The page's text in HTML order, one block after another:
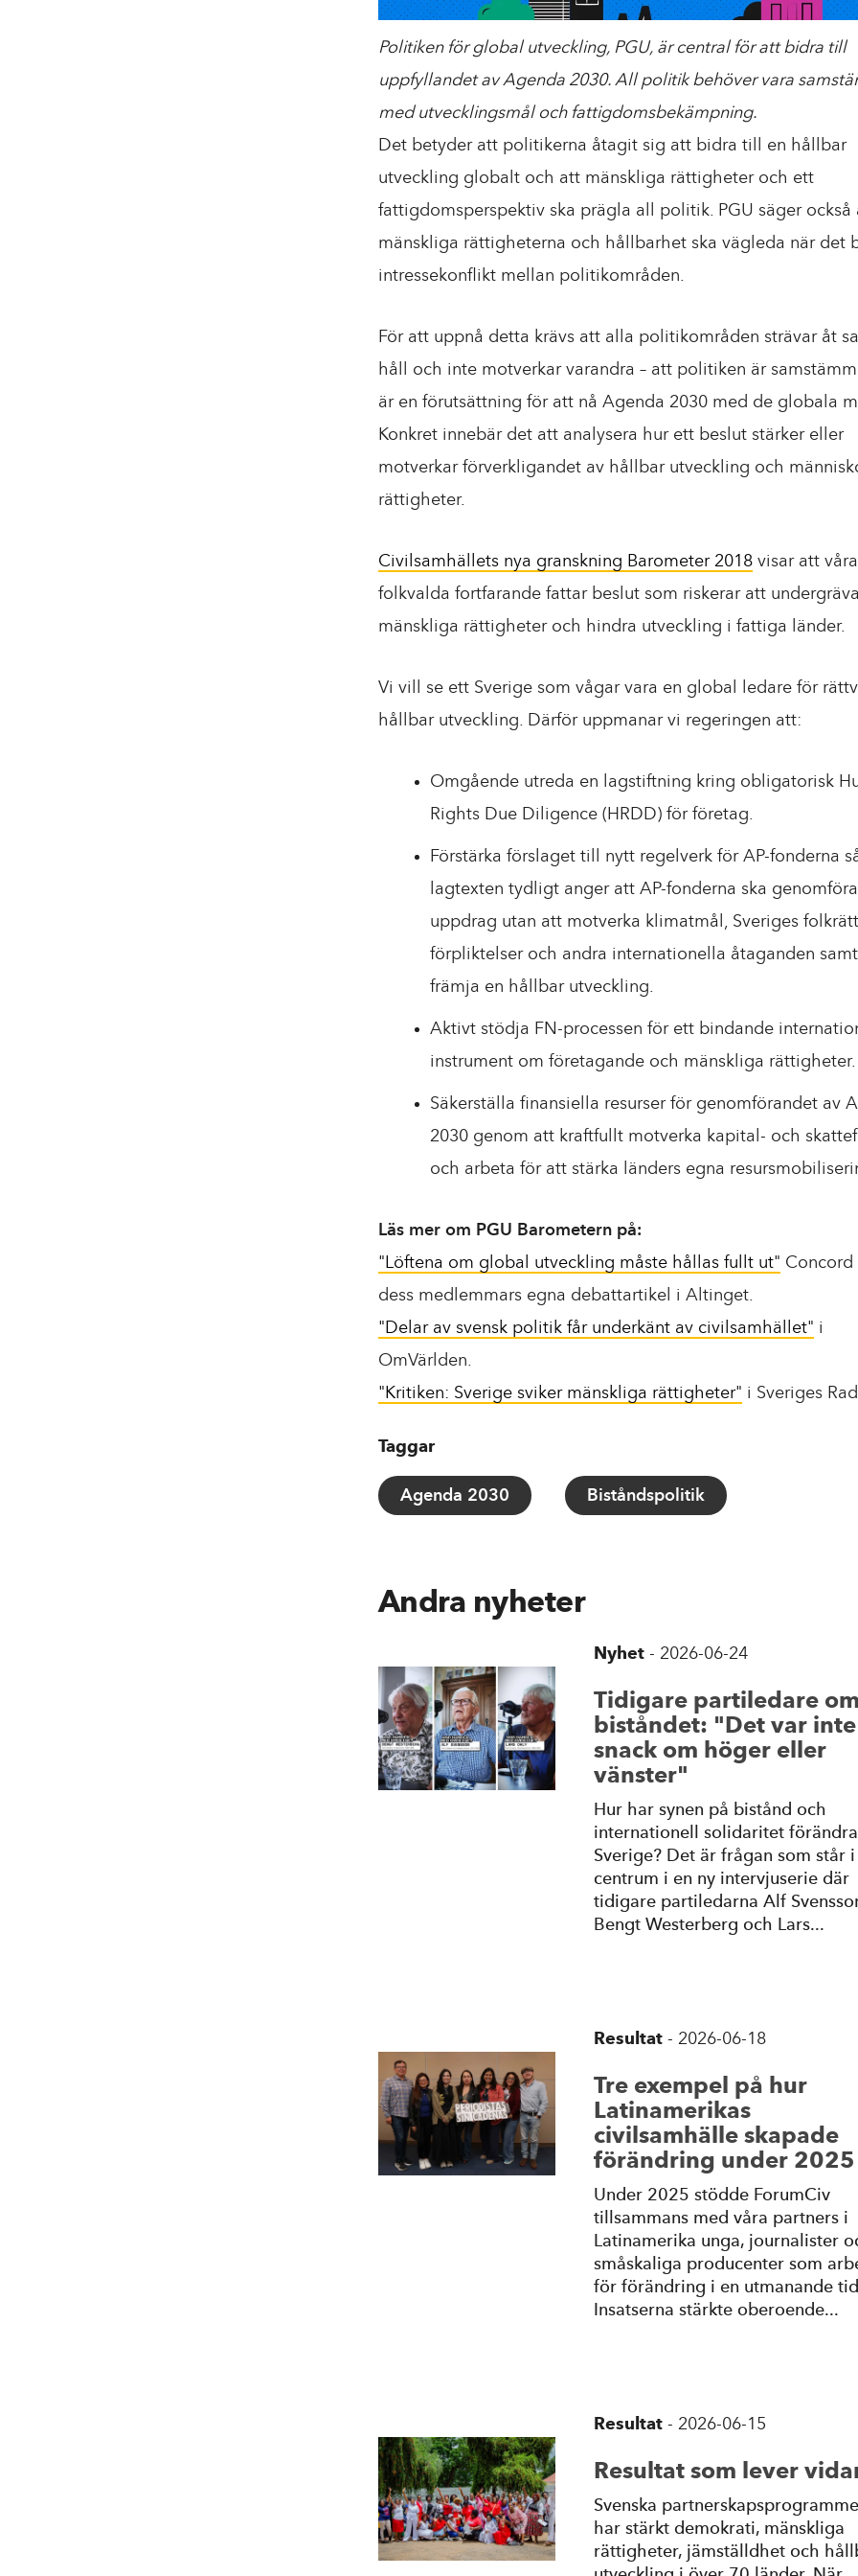
Politiken för global utveckling, PGU, är central för att bidra till
uppfyllandet av Agenda 2030. All politik behöver vara
med utvecklingsmål och fattigdomsbekämpning.
Det betyder att politikerna åtagit sig att bidra till en hållbar
utveckling globalt och att mänskliga rättigheter och ett
fattigdomsperspektiv ska prägla all politik. PGU säger också
mänskliga rättigheterna och hållbarhet ska vägleda när det
intressekonflikt mellan politikområden.
För att uppnå detta krävs att alla politikområden strävar åt
håll och inte motverkar varandra – att politiken är
är en förutsättning för att nå Agenda 2030 med de globala
Konkret innebär det att analysera hur ett beslut stärker eller
motverkar förverkligandet av hållbar utveckling och
rättigheter.
Civilsamhällets nya granskning Barometer 2018visar att våra
folkvalda fortfarande fattar beslut som riskerar att undergräva
mänskliga rättigheter och hindra utveckling i fattiga länder.
Vi vill se ett Sverige som vågar vara en global ledare för
hållbar utveckling. Därför uppmanar vi regeringen att:
Omgående utreda en lagstiftning kring obligatorisk
Rights Due Diligence (HRDD) för företag.
Förstärka förslaget till nytt regelverk för AP-fonderna
lagtexten tydligt anger att AP-fonderna ska
uppdrag utan att motverka klimatmål, Sveriges
förpliktelser och andra internationella åtaganden
främja en hållbar utveckling.
Aktivt stödja FN-processen för ett bindande
instrument om företagande och mänskliga rättigheter.
Säkerställa finansiella resurser för genomförandet av
2030 genom att kraftfullt motverka kapital- och
och arbeta för att stärka länders egna
Läs mer om PGU Barometern på:
"Löftena om global utveckling måste hållas fullt ut" Concord
dess medlemmars egna debattartikel i Altinget.
"Delar av svensk politik får underkänt av civilsamhället" i
OmVärlden.
"Kritiken: Sverige sviker mänskliga rättigheter" i Sveriges
Taggar
Agenda 2030 Biståndspolitik
Andra nyheter
Nyhet - 2026-06-24
Tidigare partiledare om
biståndet: "Det var inte
snack om höger eller
vänster"
Hur har synen på bistånd och
internationell solidaritet
Sverige? Det är frågan som står i
centrum i en ny intervjuserie där
tidigare partiledarna Alf
Bengt Westerberg och Lars...
Resultat - 2026-06-18
Tre exempel på hur
Latinamerikas
civilsamhälle skapade
förändring under 2025
Under 2025 stödde ForumCiv
tillsammans med våra partners i
Latinamerika unga, journalister
småskaliga producenter som
för förändring i en utmanande
Insatserna stärkte oberoende...
Resultat - 2026-06-15
Resultat som lever
Svenska
har stärkt demokrati, mänskliga
rättigheter, jämställdhet och